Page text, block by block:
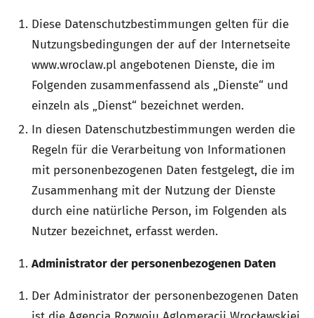
Diese Datenschutzbestimmungen gelten für die
Nutzungsbedingungen der auf der Internetseite
www.wroclaw.pl angebotenen Dienste, die im
Folgenden zusammenfassend als „Dienste“ und
einzeln als „Dienst“ bezeichnet werden.
In diesen Datenschutzbestimmungen werden die
Regeln für die Verarbeitung von Informationen
mit personenbezogenen Daten festgelegt, die im
Zusammenhang mit der Nutzung der Dienste
durch eine natürliche Person, im Folgenden als
Nutzer bezeichnet, erfasst werden.
Administrator der personenbezogenen Daten
Der Administrator der personenbezogenen Daten